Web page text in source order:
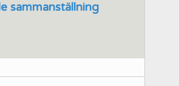
sammanställning